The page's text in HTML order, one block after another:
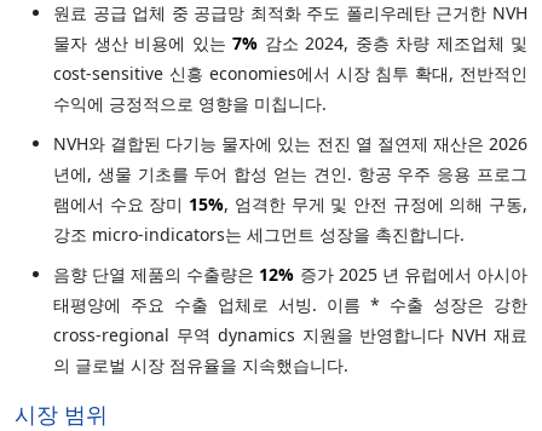
원료 공급 업체 중 공급망 최적화 주도 폴리우레탄 근거한 NVH
물자 생산 비용에 있는 7% 감소 2024, 중층 차량 제조업체 및
cost-sensitive 신흥 economies에서 시장 침투 확대, 전반적인
수익에 긍정적으로 영향을 미칩니다.
NVH와 결합된 다기능 물자에 있는 전진 열 절연제 재산은 2026
년에, 생물 기초를 두어 합성 얻는 견인. 항공 우주 응용 프로그
램에서 수요 장미 15%, 엄격한 무게 및 안전 규정에 의해 구동,
강조 micro-indicators는 세그먼트 성장을 촉진합니다.
음향 단열 제품의 수출량은 12% 증가 2025 년 유럽에서 아시아
태평양에 주요 수출 업체로 서빙. 이름 * 수출 성장은 강한
cross-regional 무역 dynamics 지원을 반영합니다 NVH 재료
의 글로벌 시장 점유율을 지속했습니다.
시장 범위